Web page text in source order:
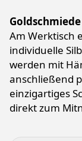
Am Werktisch
individuelle
werden mit
anschließend
einzigartiges
direkt zum